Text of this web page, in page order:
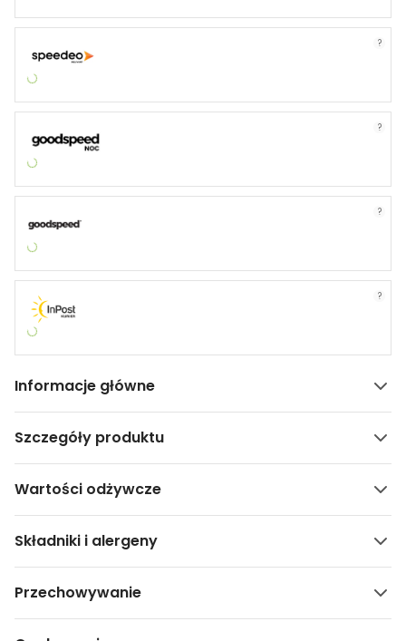
?
?
?
?
Informacje główne
Szczegóły produktu
Wartości odżywcze
Składniki i alergeny
Przechowywanie